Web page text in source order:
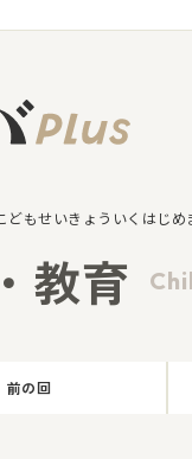
どもせいきょういくはじめ
教育
前の回